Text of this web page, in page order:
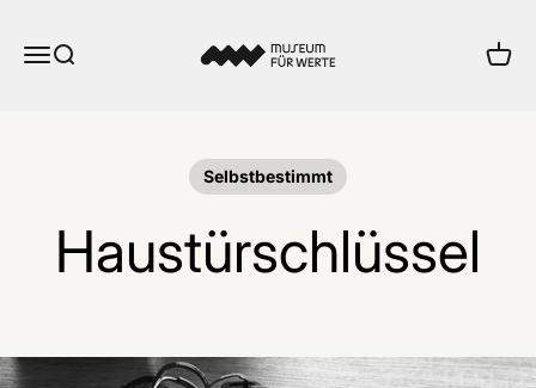
MenüSuche
Selbstbestimmt
Haustürschlüssel